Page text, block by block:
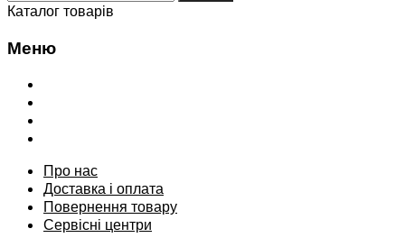
Каталог товарів
Меню
Переглянути
Про нас
Доставка і оплата
Повернення товару
Сервісні центри